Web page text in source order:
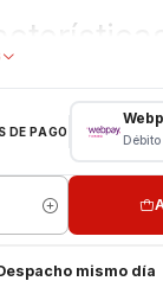
POR
VENTAS
DE PAGO
mismo día